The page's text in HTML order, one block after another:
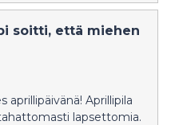
on
saaneilla, 18
yhdistys Simpukka
lahjasoluviikkoa
24.–30.4.2026.
soitti, että miehen
aprillipäivänä! Aprillipila
lapsettomia.